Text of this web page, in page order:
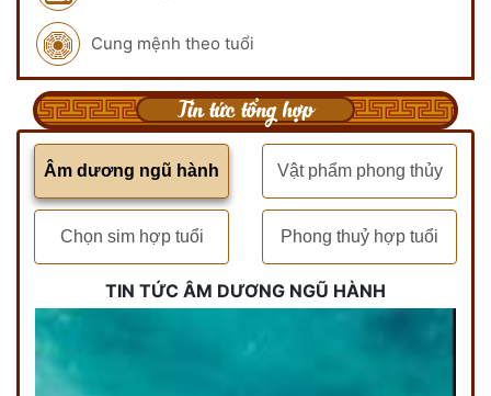
Cung mệnh theo tuổi
Tin tức tổng hợp
Âm dương ngũ hành Vật phẩm phong thủy
Chọn sim hợp tuổi Phong thuỷ hợp tuổi
TIN TỨC ÂM DƯƠNG NGŨ HÀNH